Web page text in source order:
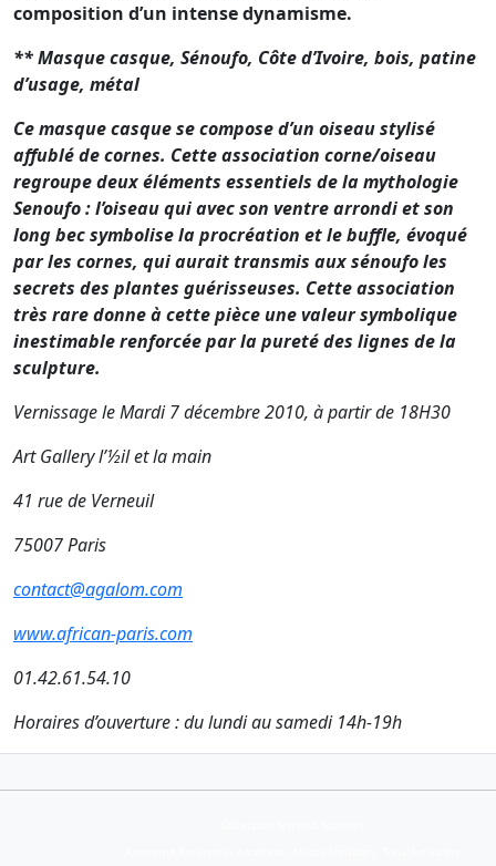
composition d’un intense dynamisme.
** Masque casque, Sénoufo, Côte d’Ivoire, bois, patine
d’usage, métal
Ce masque casque se compose d’un oiseau stylisé
affublé de cornes. Cette association corne/oiseau
regroupe deux éléments essentiels de la mythologie
Senoufo : l’oiseau qui avec son ventre arrondi et son
long bec symbolise la procréation et le buffle, évoqué
par les cornes, qui aurait transmis aux sénoufo les
secrets des plantes guérisseuses. Cette association
très rare donne à cette pièce une valeur symbolique
inestimable renforcée par la pureté des lignes de la
sculpture.
Vernissage le Mardi 7 décembre 2010, à partir de 18H30
Art Gallery l’½il et la main
41 rue de Verneuil
75007 Paris
contact@agalom.com
www.african-paris.com
01.42.61.54.10
Horaires d’ouverture : du lundi au samedi 14h-19h